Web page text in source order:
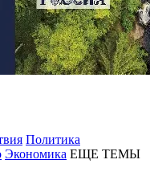
Политика
Экономика ЕЩЕ ТЕМЫ